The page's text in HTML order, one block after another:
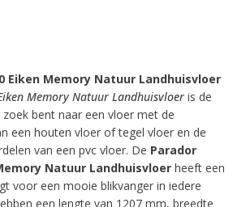
Eiken Memory Natuur Landhuisvloer
Memory Natuur Landhuisvloer is de
bent naar een vloer met de
een houten vloer of tegel vloer en de
van een pvc vloer. De Parador
Natuur Landhuisvloer heeft een
voor een mooie blikvanger in iedere
een lengte van 1207 mm, breedte